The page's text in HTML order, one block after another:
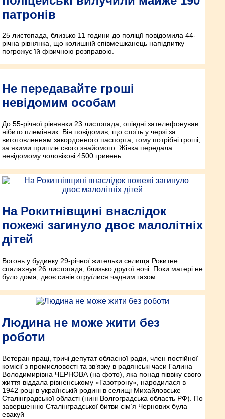
патронів
25 листопада, близько 11 години до поліції повідомила 44-
річна рівнянка, що колишній співмешканець напідпитку
погрожує їй фізичною розправою.
Не передавайте гроші
невідомим особам
До 55-річної рівнянки 23 листопада, опівдні зателефонував
нібито племінник. Він повідомив, що стоїть у черзі за
виготовленням закордонного паспорта, тому потрібні гроші,
за якими пришле свого знайомого. Жінка передала
невідомому чоловікові 4500 гривень.
На Рокитнівщині внаслідок
пожежі загинуло двоє малолітніх
дітей
Вогонь у будинку 29-річної жительки селища Рокитне
спалахнув 26 листопада, близько другої ночі. Поки матері не
було дома, двоє синів отруїлися чадним газом.
Людина не може жити без
роботи
Ветеран праці, тричі депутат обласної ради, член постійної
комісії з промисловості та зв’язку в радянські часи Галина
Володимирівна ЧЕРНОВА (на фото), яка понад піввіку свого
життя віддала рівненському «Газотрону», народилася в
1942 році в українській родині в селищі Михайловське
Сталінградської області (нині Волгоградська область РФ). По
завершенню Сталінградської битви сім’я Чернових була
евакуй